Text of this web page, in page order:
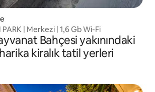
PARK | Merkezi | 1,6 Gb Wi-Fi
Bahçesi yakınındaki
kiralık tatil yerleri